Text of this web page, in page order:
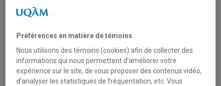
4 mai 2012 - Autres actualités
audio sur l’Oratoire Saint-Joseph
Diffusion du documentaire audio sur l’oratoire Saint-Joseph de
Montréal à la Première Chaîne de Radio-Canada.
Préférences en matière de témoins
Nous utilisons des témoins (cookies) afin de collecter des
informations qui nous permettent d’améliorer votre
expérience sur le site, de vous proposer des contenus vidéo,
d’analyser les statistiques de fréquentation, etc. Vous